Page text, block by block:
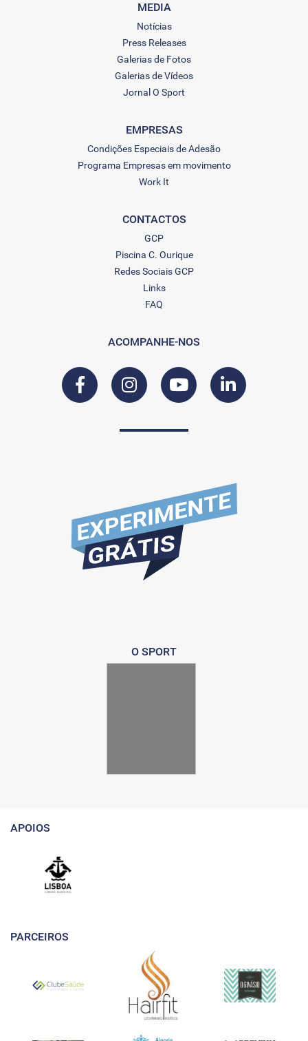
MEDIA
Notícias
Press Releases
Galerias de Fotos
Galerias de Vídeos
Jornal O Sport
EMPRESAS
Condições Especiais de Adesão
Programa Empresas em movimento
Work It
CONTACTOS
GCP
Piscina C. Ourique
Redes Sociais GCP
Links
FAQ
ACOMPANHE-NOS
O SPORT
APOIOS
PARCEIROS